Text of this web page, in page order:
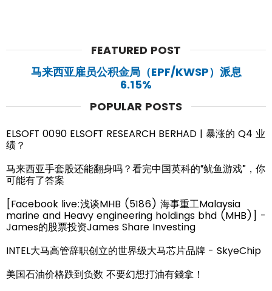
FEATURED POST
马来西亚雇员公积金局（EPF/KWSP）派息
6.15%
POPULAR POSTS
ELSOFT 0090 ELSOFT RESEARCH BERHAD | 暴涨的 Q4 业
绩？
马来西亚手套股还能翻身吗？看完中国英科的“鱿鱼游戏”，你
可能有了答案
[Facebook live:浅谈MHB (5186) 海事重工Malaysia
marine and Heavy engineering holdings bhd (MHB)] -
James的股票投资James Share Investing
INTEL大马高管辞职创立的世界级大马芯片品牌 - SkyeChip
美国石油价格跌到负数 不要幻想打油有錢拿！